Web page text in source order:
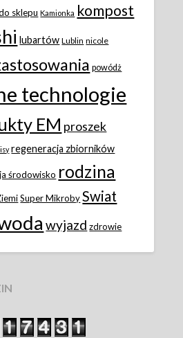
sklepu Kamionka kompost
lubartów Lublin nicole
powódż
technologie
EM proszek
regeneracja zbiorników
środowisko rodzina
Super Mikroby Swiat
wyjazd zdrowie